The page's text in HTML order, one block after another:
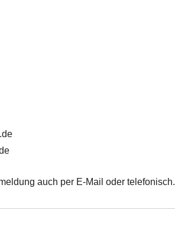
auch per E-Mail oder telefonisch.